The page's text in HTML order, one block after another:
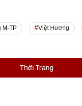
M-TP Việt Hương
Thời Trang